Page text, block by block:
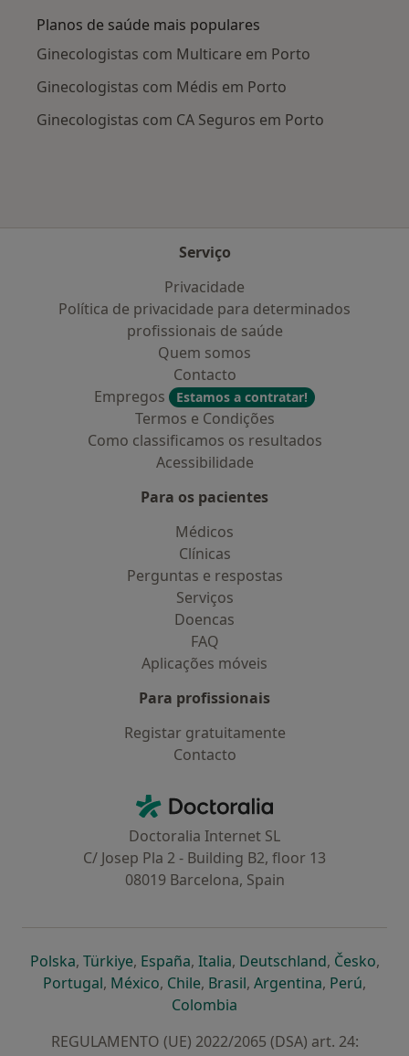
Planos de saúde mais populares
Ginecologistas com Multicare em Porto
Ginecologistas com Médis em Porto
Ginecologistas com CA Seguros em Porto
Serviço
Privacidade
Política de privacidade para determinados
profissionais de saúde
Quem somos
Contacto
Empregos
Estamos a contratar!
Termos e Condições
Como classificamos os resultados
Acessibilidade
Para os pacientes
Médicos
Clínicas
Perguntas e respostas
Serviços
Doencas
FAQ
Aplicações móveis
Para profissionais
Registar gratuitamente
Contacto
Doctoralia - Homepage
Doctoralia Internet SL
C/ Josep Pla 2 - Building B2, floor 13
08019 Barcelona, Spain
Polskaabre num novo separador
, Türkiyeabre num novo separador
, Españaabre num novo separador
, Italiaabre num novo
, Deutschlandabre num
, Česko,
Portugalabre num novo separador
, Méxicoabre num novo separador
, Chileabre num novo separador
, Brasilabre num novo
, Argentinaabre num
, Perúabre
,
Colombia
REGULAMENTO (UE) 2022/2065 (DSA) art. 24: